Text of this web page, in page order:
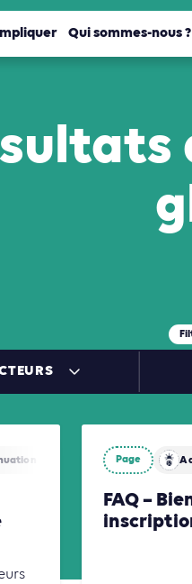
Qui sommes-nous ?
Biodiversité
Page
FAQ –